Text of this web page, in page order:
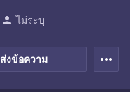
ส่งข้อความ
person ไม่ระบุ
more_horiz